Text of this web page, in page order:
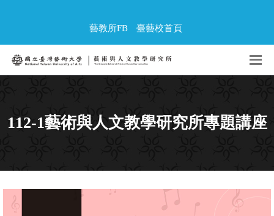
藝教所FB 臺藝校首頁
112-1藝術與人文教學研究所專題講座